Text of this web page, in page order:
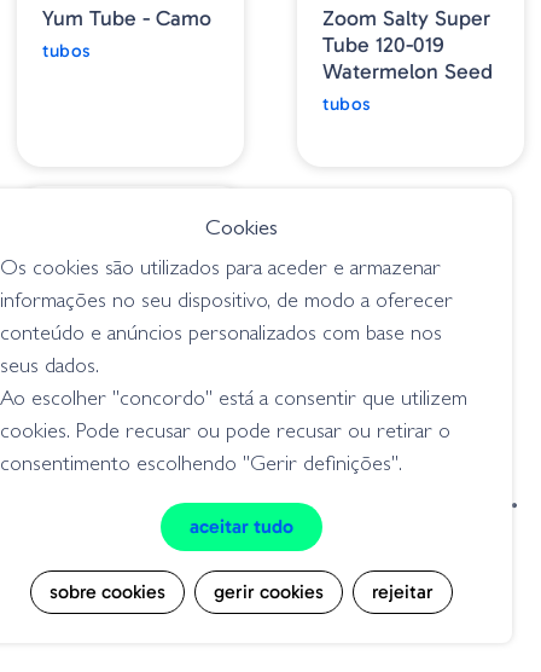
Yum Tube - Camo
tubos
Zoom Salty Super
Tube 120-019
Watermelon Seed
tubos
Amostra Trd
TubeZ 2.75´´
Cor238 PB&J
condições de venda
livro de reclamações
privacidade
cookies
Grilo Pesca - Loja de Pesca e Competição © Todos os direitos reservados |
Desenvolvido porBomsite
Cookies
Os cookies são utilizados para aceder e armazenar
informações no seu dispositivo, de modo a oferecer
conteúdo e anúncios personalizados com base nos
seus dados.
Ao escolher "concordo" está a consentir que utilizem
cookies. Pode recusar ou pode recusar ou retirar o
consentimento escolhendo "Gerir definições".
aceitar tudo
sobre cookies gerir cookies rejeitar